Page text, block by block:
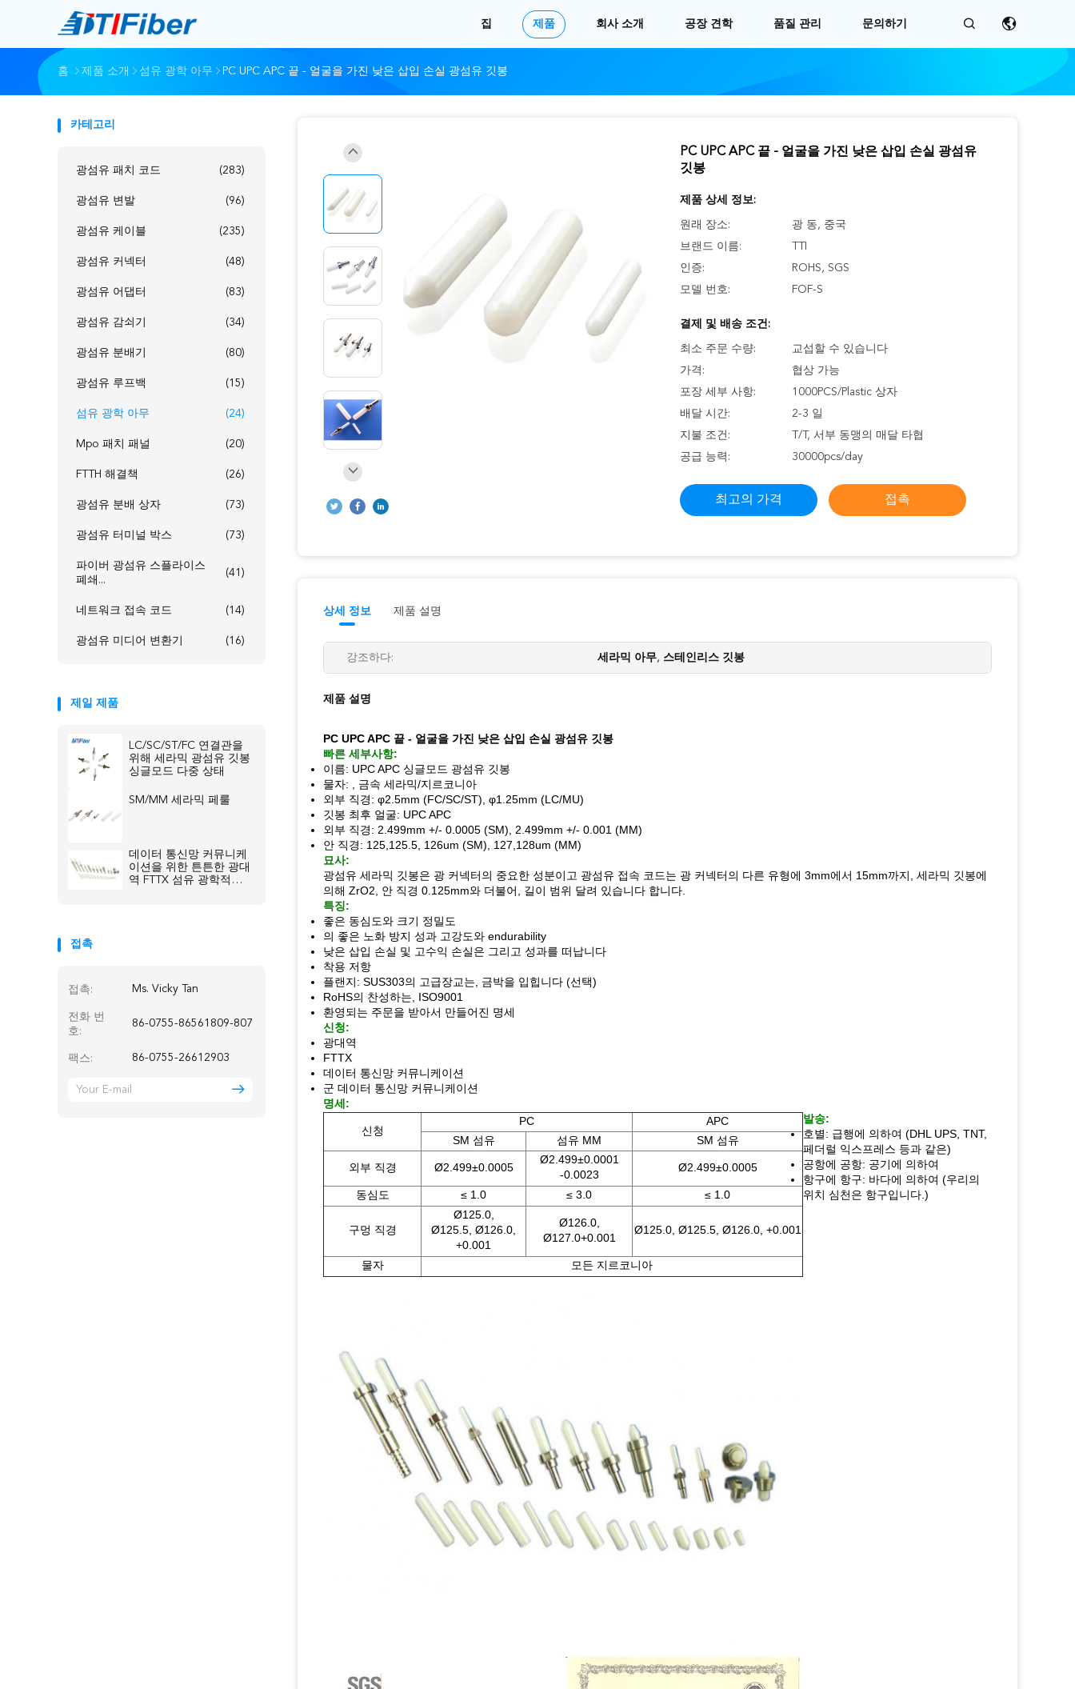
집 제품 회사 소개 공장 견학 품질 관리 문의하기
홈 제품 소개 섬유 광학 아무 PC UPC APC 끝 - 얼굴을 가진 낮은 삽입 손실 광섬유 깃봉
카테고리
광섬유 패치 코드 (283)
광섬유 변발 (96)
광섬유 케이블 (235)
광섬유 커넥터 (48)
광섬유 어댑터 (83)
광섬유 감쇠기 (34)
광섬유 분배기 (80)
광섬유 루프백 (15)
섬유 광학 아무 (24)
Mpo 패치 패널 (20)
FTTH 해결책 (26)
광섬유 분배 상자 (73)
광섬유 터미널 박스 (73)
파이버 광섬유 스플라이스
폐쇄...
(41)
네트워크 접속 코드 (14)
광섬유 미디어 변환기 (16)
제일 제품
LC/SC/ST/FC 연결관을
위해 세라믹 광섬유 깃봉
싱글모드 다중 상태
SM/MM 세라믹 페룰
데이터 통신망 커뮤니케
이션을 위한 튼튼한 광대
역 FTTX 섬유 광학적인
접촉
접촉: Ms. Vicky Tan
전화 번
호:
86-0755-86561809-807
팩스: 86-0755-26612903
PC UPC APC 끝 - 얼굴을 가진 낮은 삽입 손실 광섬유
깃봉
제품 상세 정보:
원래 장소:
광 동, 중국
브랜드 이름:
인증:
ROHS, SGS
모델 번호:
FOF-S
결제 및 배송 조건:
최소 주문 수량:
교섭할 수 있습니다
가격:
협상 가능
포장 세부 사항:
1000PCS/Plastic 상자
배달 시간:
2-3 일
지불 조건:
T/T, 서부 동맹의 매달 타협
공급 능력:
30000pcs/day
최고의 가격 접촉
상세 정보 제품 설명
강조하다: 세라믹 아무, 스테인리스 깃봉
제품 설명
PC UPC APC 끝 - 얼굴을 가진 낮은 삽입 손실 광섬유 깃봉
빠른 세부사항:
이름: UPC APC 싱글모드 광섬유 깃봉
물자: , 금속 세라믹/지르코니아
외부 직경: φ2.5mm (FC/SC/ST), φ1.25mm (LC/MU)
깃봉 최후 얼굴: UPC APC
외부 직경: 2.499mm +/- 0.0005 (SM), 2.499mm +/- 0.001 (MM)
안 직경: 125,125.5, 126um (SM), 127,128um (MM)
묘사:
광섬유 세라믹 깃봉은 광 커넥터의 중요한 성분이고 광섬유 접속 코드는 광 커넥터의 다른 유형에 3mm에서 15mm까지, 세라믹 깃봉에
의해 ZrO2, 안 직경 0.125mm와 더불어, 길이 범위 달려 있습니다 합니다.
특징:
좋은 동심도와 크기 정밀도
의 좋은 노화 방지 성과 고강도와 endurability
낮은 삽입 손실 및 고수익 손실은 그리고 성과를 떠납니다
착용 저항
플랜지: SUS303의 고급장교는, 금박을 입힙니다 (선택)
RoHS의 찬성하는, ISO9001
환영되는 주문을 받아서 만들어진 명세
신청:
광대역
FTTX
데이터 통신망 커뮤니케이션
군 데이터 통신망 커뮤니케이션
명세:
신청
PC
APC
SM 섬유
섬유 MM SM 섬유
외부 직경 Ø2.499±0.0005
Ø2.499±0.0001
-0.0023
Ø2.499±0.0005
동심도 ≤ 1.0 ≤ 3.0 ≤ 1.0
구멍 직경
Ø125.0,
Ø125.5, Ø126.0,
+0.001
Ø126.0,
Ø127.0+0.001
Ø125.0, Ø125.5, Ø126.0, +0.001
물자 모든 지르코니아
발송:
호별: 급행에 의하여 (DHL UPS, TNT,
페더럴 익스프레스 등과 같은)
공항에 공항: 공기에 의하여
항구에 항구: 바다에 의하여 (우리의
위치 심천은 항구입니다.)